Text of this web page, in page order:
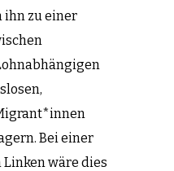
ihn zu einer
Bei einer
wäre dies